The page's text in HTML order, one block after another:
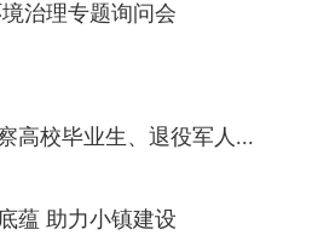
治理专题询问会
高校毕业生、退役军人...
蕴 助力小镇建设